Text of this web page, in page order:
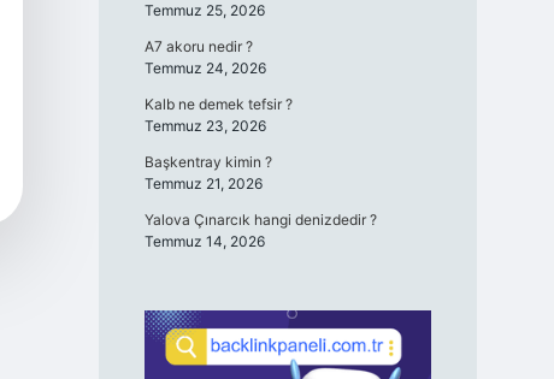
Temmuz 25, 2026
A7 akoru nedir ?
Temmuz 24, 2026
Kalb ne demek tefsir ?
Temmuz 23, 2026
Başkentray kimin ?
Temmuz 21, 2026
Yalova Çınarcık hangi denizdedir ?
Temmuz 14, 2026